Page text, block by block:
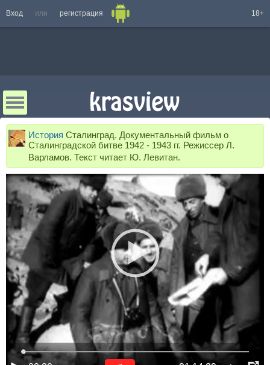
Вход или регистрация 18+
История Сталинград. Документальный фильм о
Сталинградской битве 1942 - 1943 гг. Режиссер Л.
Варламов. Текст читает Ю. Левитан.